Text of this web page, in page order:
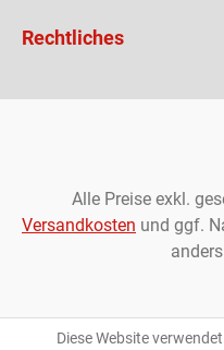
Rechtliches
Alle Preise exkl.
Versandkosten und ggf.
Diese Website